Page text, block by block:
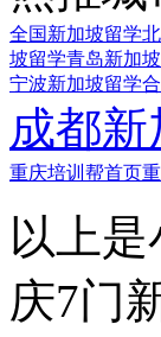
全国新加坡留学
坡留学青岛新加
宁波新加坡留学
成都
重庆培训帮首页
以上
庆7门